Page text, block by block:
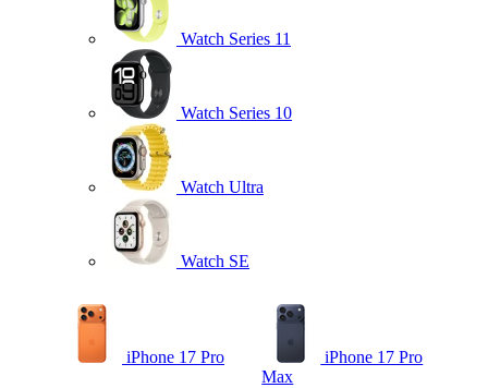
Watch Series 11
Watch Series 10
Watch Ultra
Watch SE
iPhone 17 Pro
iPhone 17 Pro
Max